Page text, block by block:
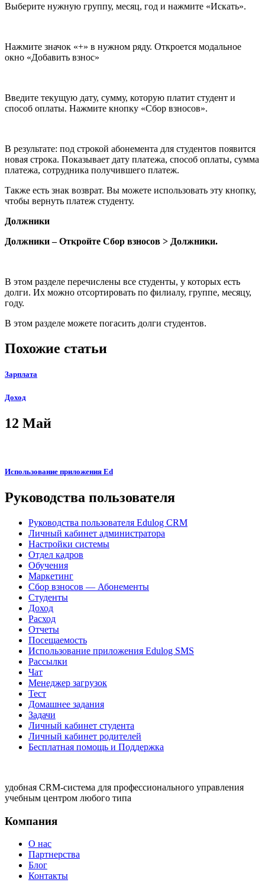
Выберите нужную группу, месяц, год и нажмите «Искать».
Нажмите значок «+» в нужном ряду. Откроется модальное
окно «Добавить взнос»
Введите текущую дату, сумму, которую платит студент и
способ оплаты. Нажмите кнопку «Сбор взносов».
В результате: под строкой абонемента для студентов появится
новая строка. Показывает дату платежа, способ оплаты, сумма
платежа, сотрудника получившего платеж.
Также есть знак возврат. Вы можете использовать эту кнопку,
чтобы вернуть платеж студенту.
Должники
Должники – Откройте Сбор взносов > Должники.
В этом разделе перечислены все студенты, у которых есть
долги. Их можно отсортировать по филиалу, группе, месяцу,
году.
В этом разделе можете погасить долги студентов.
Похожие статьи
Зарплата
Доход
12 Май
Использование приложения Ed
Руководства пользователя
Руководства пользователя Edulog CRM
Личный кабинет администратора
Настройки системы
Отдел кадров
Обучения
Маркетинг
Сбор взносов — Абонементы
Студенты
Доход
Расход
Отчеты
Посещаемость
Использование приложения Edulog SMS
Рассылки
Чат
Менеджер загрузок
Тест
Домашнее задания
Задачи
Личный кабинет студента
Личный кабинет родителей
Бесплатная помощь и Поддержка
удобная CRM-система для профессионального управления
учебным центром любого типа
Компания
О нас
Партнерства
Блог
Контакты